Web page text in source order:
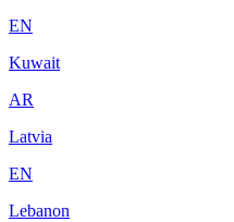
EN
Kuwait
AR
Latvia
EN
Lebanon